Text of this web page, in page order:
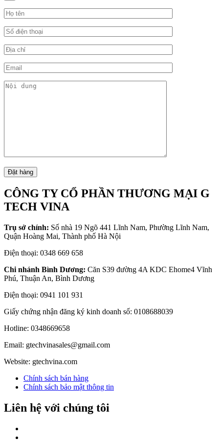
CÔNG TY CỔ PHẦN THƯƠNG MẠI G
TECH VINA
Trụ sở chính: Số nhà 19 Ngõ 441 Lĩnh Nam, Phường Lĩnh Nam,
Quận Hoàng Mai, Thành phố Hà Nội
Điện thoại: 0348 669 658
Chi nhánh Bình Dương: Căn S39 đường 4A KDC Ehome4 Vĩnh
Phú, Thuận An, Bình Dương
Điện thoại: 0941 101 931
Giấy chứng nhận đăng ký kinh doanh số: 0108688039
Hotline: 0348669658
Email: gtechvinasales@gmail.com
Website: gtechvina.com
Chính sách bán hàng
Chính sách bảo mật thông tin
Liên hệ với chúng tôi